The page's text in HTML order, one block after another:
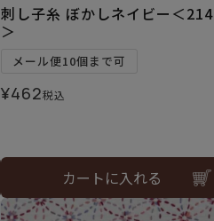
刺し子糸 ぼかしネイビー＜214
＞
メール便10個まで可
¥462税込
カートに入れる